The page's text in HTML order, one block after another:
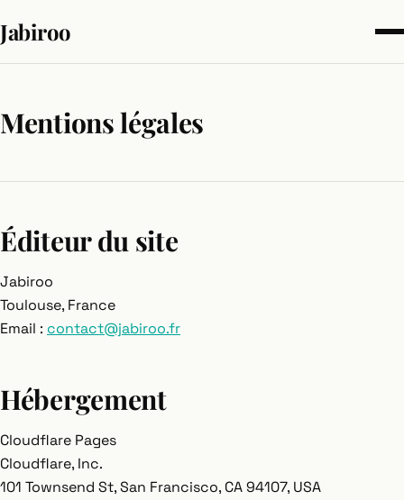
Jabiroo
Mentions légales
Éditeur du site
Jabiroo
Toulouse, France
Email : contact@jabiroo.fr
Hébergement
Cloudflare Pages
Cloudflare, Inc.
101 Townsend St, San Francisco, CA 94107, USA